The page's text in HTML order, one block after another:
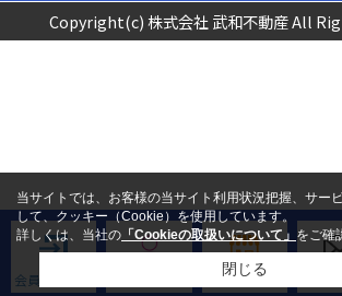
会員ログイン 来店予約
Copyright(c) 株式会社 武和不動産 All
当サイトでは、お客様の当サイト利用状況把握、サー
して、クッキー（Cookie）を使用しています。
詳しくは、当社の 「Cookieの取扱いについて」 をご確
閉じる